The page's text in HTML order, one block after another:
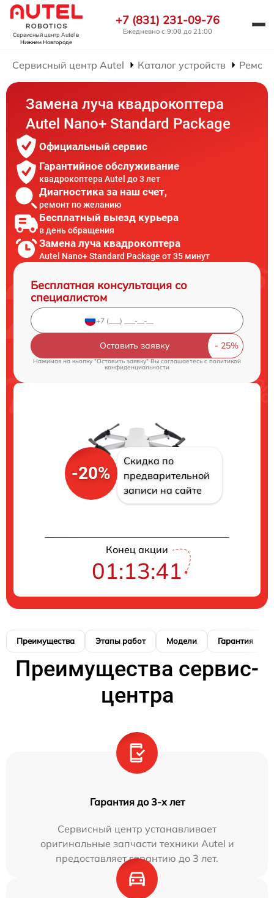
Сервисный центр Autelв
Нижнем Новгороде
+7 (831) 231-09-76
Ежедневно с 9:00 до 21:00
Сервисный центр Autel Каталог устройств
Замена луча квадрокоптера
Autel Nano+ Standard Package
Официальный сервис
Гарантийное обслуживание
квадрокоптера Autel до 3 лет
Диагностика за наш счет,
ремонт по желанию
Бесплатный выезд курьера
в день обращения
Замена луча квадрокоптера
Autel Nano+ Standard Package от 35 минут
Бесплатная консультация со
специалистом
Оставить заявку
Нажимая на кнопку "Оставить заявку" Вы соглашаетесь c политикой
конфиденциальности
-20%
Скидка по
предварительной
записи на сайте
Конец акции
01:13:41
Преимущества Этапы работ Модели Гарантия
Преимущества сервис-
центра
Гарантия до 3-х лет
Сервисный центр устанавливает
оригинальные запчасти техники Autel и
предоставляет гарантию до 3 лет.